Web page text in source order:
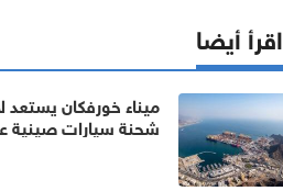
اقرأ أيضا
ميناء خورفكان يستعد
شحنة سيارات صينية